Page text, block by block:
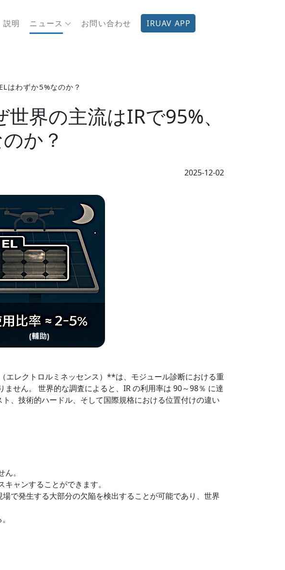
説明 ニュース お問い合わせ IRUAV APP
はわずか5%なのか？
界の主流はIRで95%、
か？
2025-12-02
エレクトロルミネッセンス）**は、モジュール診断における重
せん。 世界的な調査によると、IR の利用率は 90～98％ に達
、技術的ハードル、そして国際規格における位置付けの違い
。
ャンすることができます。
で発生する大部分の欠陥を検出することが可能であり、世界